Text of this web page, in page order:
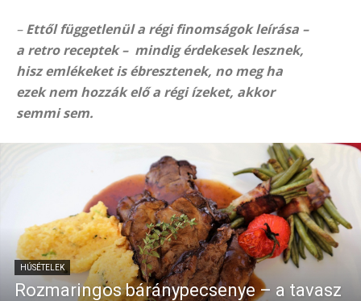
–Ettől függetlenül a régi finomságok leírása –
a retro receptek – mindig érdekesek lesznek,
hisz emlékeket is ébresztenek, no meg ha
ezek nem hozzák elő a régi ízeket, akkor
semmi sem.
HÚSÉTELEK
Rozmaringos báránypecsenye – a tavasz